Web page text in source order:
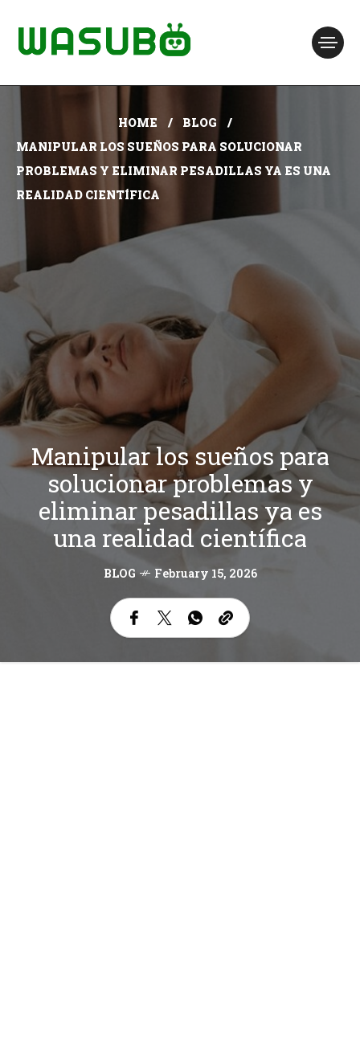
HOME
BLOG
MANIPULAR LOS SUEÑOS PARA SOLUCIONAR
PROBLEMAS Y ELIMINAR PESADILLAS YA ES UNA
REALIDAD CIENTÍFICA
Manipular los sueños para
solucionar problemas y
eliminar pesadillas ya es
una realidad científica
BLOG February 15, 2026